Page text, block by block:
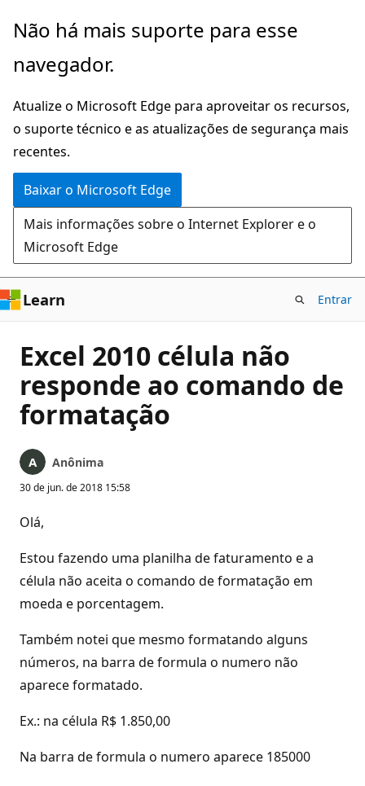
Pular
o
principal
Não há mais suporte para esse
navegador.
Atualize o Microsoft Edge para aproveitar os recursos,
o suporte técnico e as atualizações de segurança mais
recentes.
Baixar o Microsoft Edge
Mais informações sobre o Internet Explorer e o
Microsoft Edge
Learn Entrar
Excel 2010 célula não
responde ao comando de
formatação
Anônima
30 de jun. de 2018 15:58
Olá,
Estou fazendo uma planilha de faturamento e a
célula não aceita o comando de formatação em
moeda e porcentagem.
Também notei que mesmo formatando alguns
números, na barra de formula o numero não
aparece formatado.
Ex.: na célula R$ 1.850,00
Na barra de formula o numero aparece 185000